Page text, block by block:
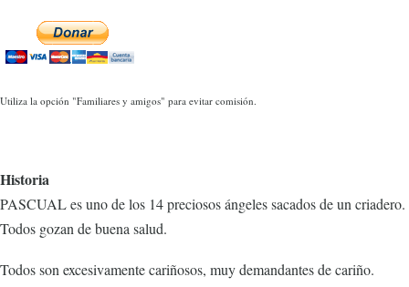
Utiliza la opción "Familiares y amigos" para evitar comisión.
Historia
PASCUAL es uno de los 14 preciosos ángeles sacados de un criadero.
Todos gozan de buena salud.
Todos son excesivamente cariñosos, muy demandantes de cariño.